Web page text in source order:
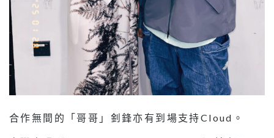
合作無間的「哥哥」釗鋒亦有到場支持Cloud。